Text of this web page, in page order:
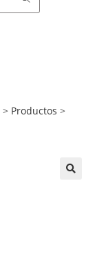
> Productos >